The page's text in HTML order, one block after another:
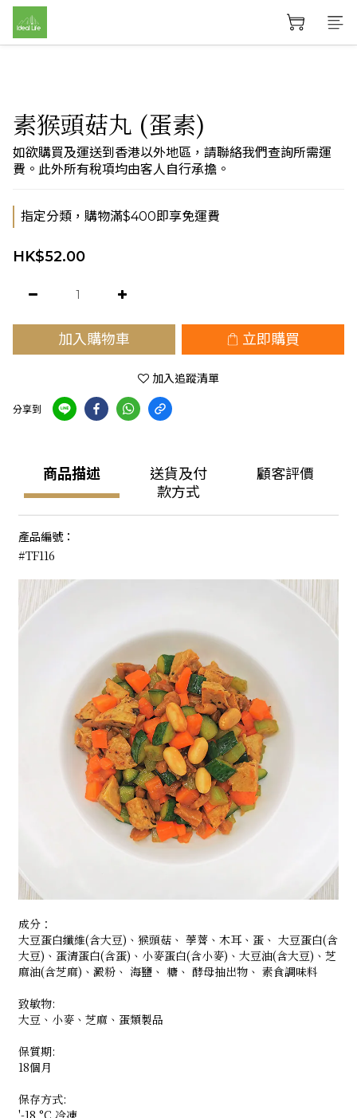
素猴頭菇丸 (蛋素)
如欲購買及運送到香港以外地區，請聯絡我們查詢所需運
費。此外所有稅項均由客人自行承擔。
指定分類，購物滿$400即享免運費
HK$52.00
加入購物車 立即購買
加入追蹤清單
分享到
商品描述
送貨及付
款方式
顧客評價
產品編號：
#TF116
成分：
大豆蛋白纖維(含大豆)、猴頭菇、 荸薺、木耳、蛋、 大豆蛋白(含
大豆)、蛋清蛋白(含蛋)、小麥蛋白(含小麥)、大豆油(含大豆)、芝
麻油(含芝麻)、澱粉、 海鹽、 糖、 酵母抽出物、 素食調味料
致敏物:
大豆、小麥、芝麻、蛋類製品
保質期:
18個月
保存方式:
'-18 °C 冷凍